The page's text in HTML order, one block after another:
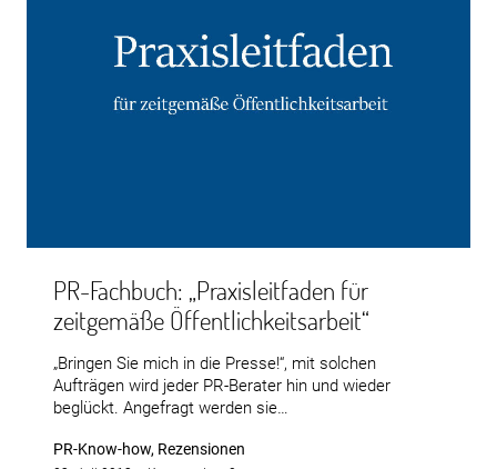
PR-Fachbuch: „Praxisleitfaden für
zeitgemäße Öffentlichkeitsarbeit“
„Bringen Sie mich in die Presse!“, mit solchen
Aufträgen wird jeder PR-Berater hin und wieder
beglückt. Angefragt werden sie…
PR-Know-how, Rezensionen